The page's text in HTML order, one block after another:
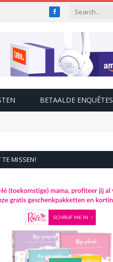
Facebook
BETAALDE ENQUÊTES
TE MISSEN!